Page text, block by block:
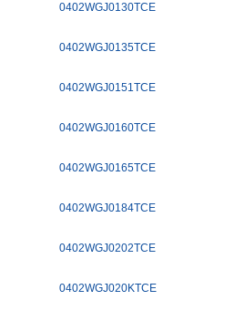
0402WGJ0130TCE
0402WGJ0135TCE
0402WGJ0151TCE
0402WGJ0160TCE
0402WGJ0165TCE
0402WGJ0184TCE
0402WGJ0202TCE
0402WGJ020KTCE